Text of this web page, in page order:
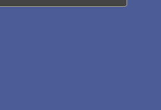
אוסף החלומות